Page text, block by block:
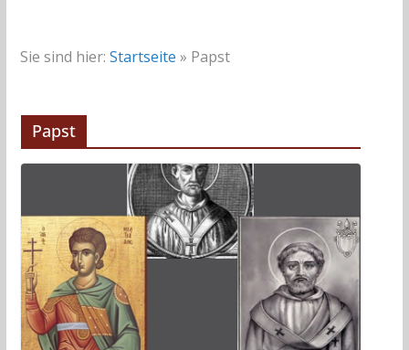
Sie sind hier: Startseite » Papst
Papst